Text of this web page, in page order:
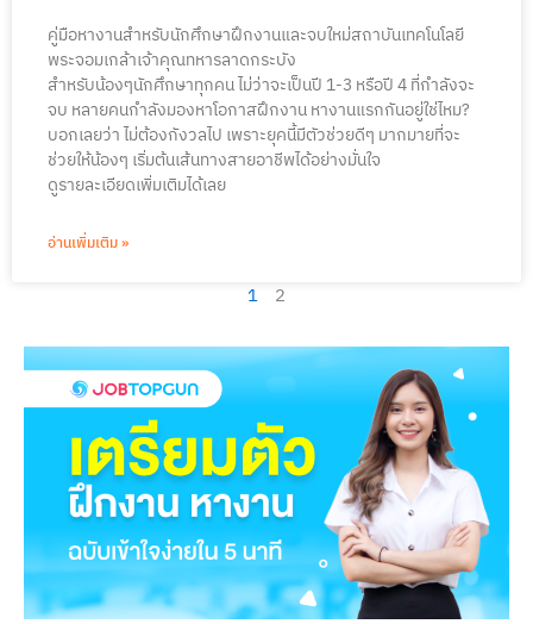
คู่มือหางานสำหรับนักศึกษาฝึกงานและจบใหม่สถาบันเทคโนโลยี
พระจอมเกล้าเจ้าคุณทหารลาดกระบัง
สำหรับน้องๆนักศึกษาทุกคน ไม่ว่าจะเป็นปี 1-3 หรือปี 4 ที่กำลังจะ
จบ หลายคนกำลังมองหาโอกาสฝึกงาน หางานแรกกันอยู่ใช่ไหม?
บอกเลยว่า ไม่ต้องกังวลไป เพราะยุคนี้มีตัวช่วยดีๆ มากมายที่จะ
ช่วยให้น้องๆ เริ่มต้นเส้นทางสายอาชีพได้อย่างมั่นใจ
ดูรายละเอียดเพิ่มเติมได้เลย
อ่านเพิ่มเติม »
1 2